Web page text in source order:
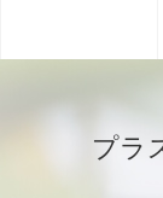
プラ